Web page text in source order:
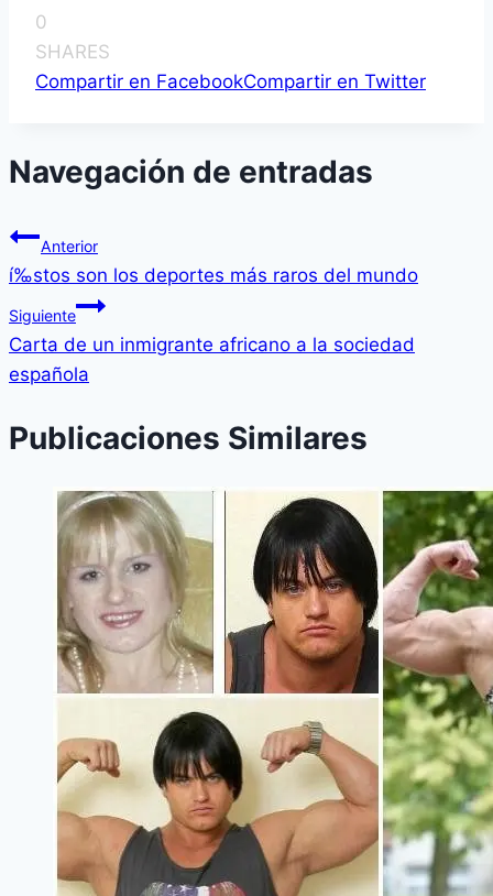
0
SHARES
Compartir en FacebookCompartir en Twitter
Navegación de entradas
Anterior
í‰stos son los deportes más raros del mundo
Siguiente
Carta de un inmigrante africano a la sociedad
española
Publicaciones Similares